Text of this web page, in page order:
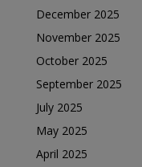
December 2025
November 2025
October 2025
September 2025
July 2025
May 2025
April 2025